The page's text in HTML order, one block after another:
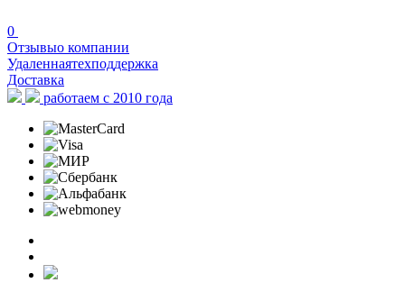
0
Отзывыо компании
Удаленнаятехподдержка
Доставка
работаем с 2010 года